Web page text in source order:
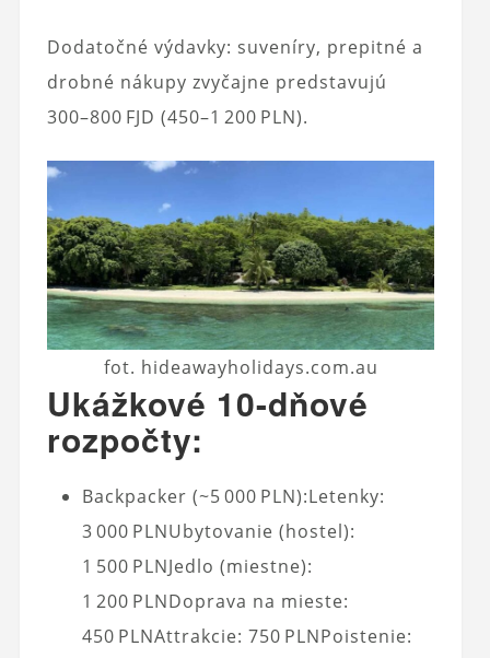
Dodatočné výdavky: suveníry, prepitné a
drobné nákupy zvyčajne predstavujú
300–800 FJD (450–1 200 PLN).
fot. hideawayholidays.com.au
Ukážkové 10-dňové
rozpočty:
Backpacker (~5 000 PLN):Letenky:
3 000 PLNUbytovanie (hostel):
1 500 PLNJedlo (miestne):
1 200 PLNDoprava na mieste:
450 PLNAttrakcie: 750 PLNPoistenie: